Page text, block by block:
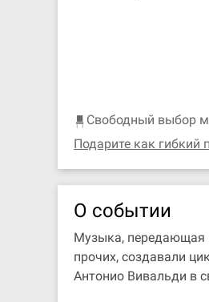
Свободный выбор
Подарите как гибкий
О событии
Музыка, передающая
прочих, создавали
Антонио Вивальди в